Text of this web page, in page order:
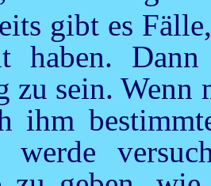
gibt es
haben.
zu sein. Wenn
ihm